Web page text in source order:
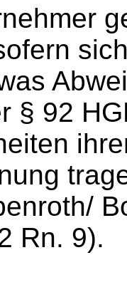
§ 92
Rn. 9).